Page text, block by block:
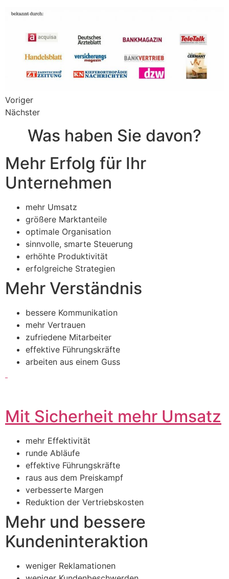
Voriger
Nächster
Was haben Sie davon?​
Mehr Erfolg für Ihr
Unternehmen
mehr Umsatz
größere Marktanteile
optimale Organisation
sinnvolle, smarte Steuerung
erhöhte Produktivität
erfolgreiche Strategien
Mehr Verständnis
bessere Kommunikation
mehr Vertrauen
zufriedene Mitarbeiter
effektive Führungskräfte
arbeiten aus einem Guss
Mit Sicherheit mehr Umsatz
mehr Effektivität
runde Abläufe
effektive Führungskräfte
raus aus dem Preiskampf
verbesserte Margen
Reduktion der Vertriebskosten
Mehr und bessere
Kundeninteraktion
weniger Reklamationen